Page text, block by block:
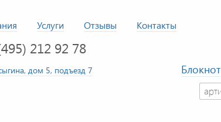
Услуги Отзывы Контакты
212 92 78
дом 5, подъезд 7
Блокнот